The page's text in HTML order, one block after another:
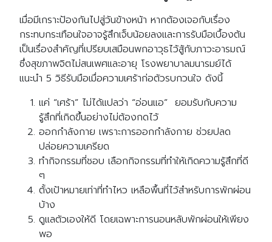
เมื่อมีเกราะป้องกันไปสู่วันข้างหน้า หากต้องเจอกับเรื่อง
กระทบกระเทือนใจอาจรู้สึกเจ็บน้อยลงและการรับมือเบื้องต้น
เป็นเรื่องสำคัญที่เปรียบเสมือนพกอาวุธไว้สู้กับภาวะอารมณ์
ซึ่งสุขภาพจิตไม่สนเพศและอายุ โรงพยาบาลมนารมย์ได้
แนะนำ 5 วิธีรับมือเมื่อความเศร้าก่อตัวรบกวนใจ ดังนี้
แค่ “เศร้า” ไม่ได้แปลว่า “อ่อนแอ” ยอมรับกับความ
รู้สึกที่เกิดขึ้นอย่างไม่ต้องกดไว้
ออกกำลังกาย เพราะการออกกำลังกาย ช่วยปลด
ปล่อยความเครียด
ทำกิจกรรมที่ชอบ เลือกกิจกรรมที่ทำให้เกิดความรู้สึกที่ดี
ๆ
ตั้งเป้าหมายเท่าที่ทำไหว เหลือพื้นที่ไว้สำหรับการพักผ่อน
บ้าง
ดูแลตัวเองให้ดี โดยเฉพาะการนอนหลับพักผ่อนให้เพียง
พอ